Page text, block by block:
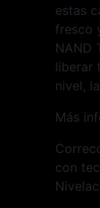
estas
fresco
NAND
liberar
nivel,
Más
con